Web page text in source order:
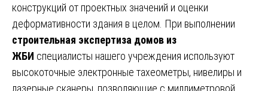
конструкций от проектных значений и оценки
деформативности здания в целом. При выполнении
строительная экспертиза домов из
ЖБИ специалисты нашего учреждения используют
высокоточные электронные тахеометры, нивелиры и
лазерные сканеры, позволяющие с миллиметровой